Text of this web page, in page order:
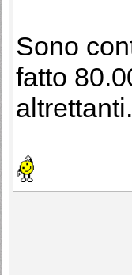
Sono
fatto
altrettanti.